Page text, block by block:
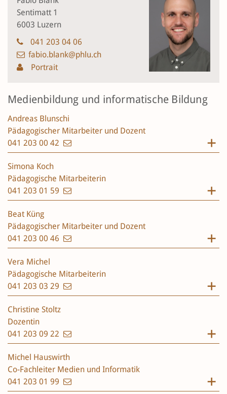
Sentimatt 1
6003 Luzern
041 203 04 06
fabio.blank@phlu.ch
Portrait
Medienbildung und informatische Bildung
Andreas Blunschi
Pädagogischer Mitarbeiter und Dozent
041 203 00 42
Simona Koch
Pädagogische Mitarbeiterin
041 203 01 59
Beat Küng
Pädagogischer Mitarbeiter und Dozent
041 203 00 46
Vera Michel
Pädagogische Mitarbeiterin
041 203 03 29
Christine Stoltz
Dozentin
041 203 09 22
Michel Hauswirth
Co-Fachleiter Medien und Informatik
041 203 01 99